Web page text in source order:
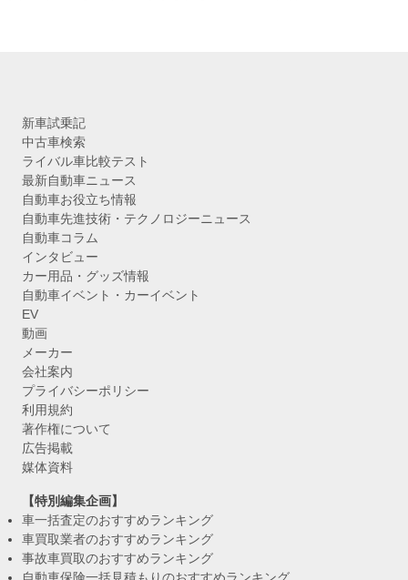
新車試乗記
中古車検索
ライバル車比較テスト
最新自動車ニュース
自動車お役立ち情報
自動車先進技術・テクノロジーニュース
自動車コラム
インタビュー
カー用品・グッズ情報
自動車イベント・カーイベント
EV
動画
メーカー
会社案内
プライバシーポリシー
利用規約
著作権について
広告掲載
媒体資料
【特別編集企画】
車一括査定のおすすめランキング
車買取業者のおすすめランキング
事故車買取のおすすめランキング
自動車保険一括見積もりのおすすめランキング